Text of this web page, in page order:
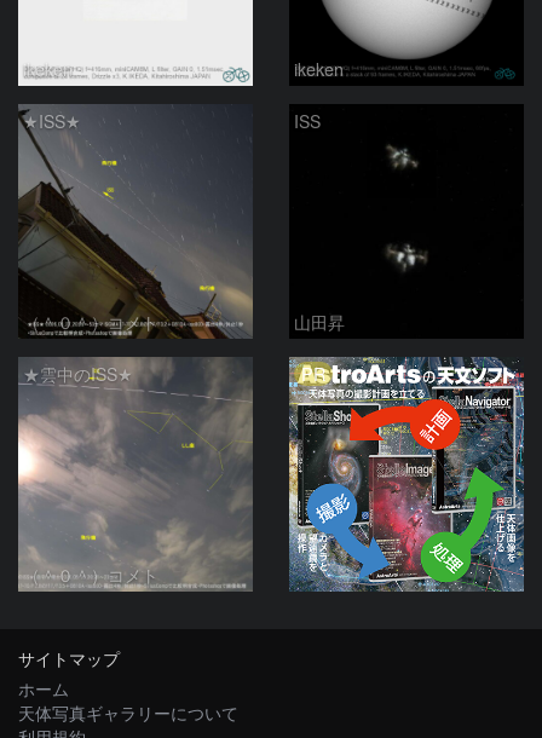
ikeken ikeken
★ISS★
（＾０＾）コメト
ISS
山田昇
★雲中のISS★
（＾０＾）コメト
PR
サイトマップ
ホーム
天体写真ギャラリーについて